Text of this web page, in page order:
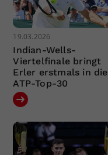
19.03.2026
Indian-Wells-
Viertelfinale bringt
Erler erstmals in die
ATP-Top-30